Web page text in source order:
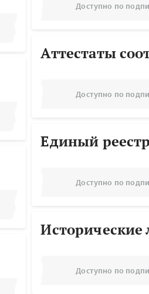
Доступно по
Аттестаты
Доступно по
Единый
Доступно по
Исторические
Доступно по